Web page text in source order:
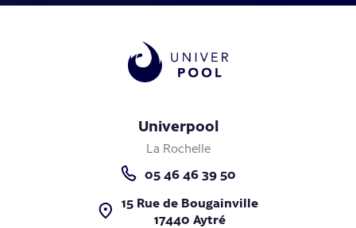
Univerpool
La Rochelle
05 46 46 39 50
15 Rue de Bougainville
17440 Aytré